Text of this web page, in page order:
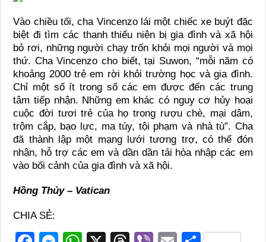
Vào chiều tối, cha Vincenzo lái một chiếc xe buýt đặc
biệt đi tìm các thanh thiếu niên bị gia đình và xã hội
bỏ rơi, những người chạy trốn khỏi mọi người và mọi
thứ. Cha Vincenzo cho biết, tại Suwon, “mỗi năm có
khoảng 2000 trẻ em rời khỏi trường học và gia đình.
Chỉ một số ít trong số các em được đến các trung
tâm tiếp nhận. Những em khác có nguy cơ hủy hoại
cuộc đời tươi trẻ của họ trong rượu chè, mại dâm,
trộm cắp, bạo lực, ma túy, tội phạm và nhà tù”. Cha
đã thành lập một mạng lưới tương trợ, có thể đón
nhận, hỗ trợ các em và dần dần tái hòa nhập các em
vào bối cảnh của gia đình và xã hội.
Hồng Thủy – Vatican
CHIA SẺ: